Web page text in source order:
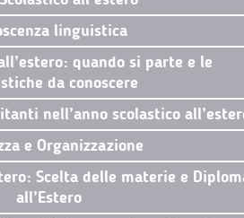
linguistica
quando si parte e le
da conoscere
nell’anno scolastico
e Organizzazione
Scelta delle materie e
all’Estero